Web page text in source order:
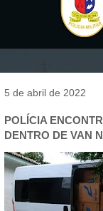
5 de abril de 2022
POLÍCIA
DENTRO DE VAN